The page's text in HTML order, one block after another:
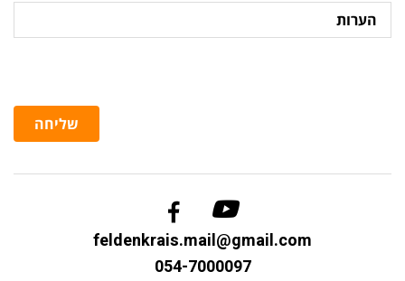
הערות
שליחה
feldenkrais.mail@gmail.com
054-7000097